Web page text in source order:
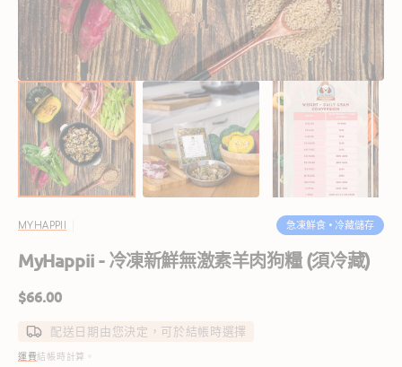
中
的
選
多
媒
檔
案
MYHAPPII 急凍鮮食 • 冷藏儲存
MyHappii - 冷凍新鮮無激素羊肉狗糧 (須冷藏)
定
$66.00
配送日期由您決定，可於結帳時選擇
運費結帳時計算。